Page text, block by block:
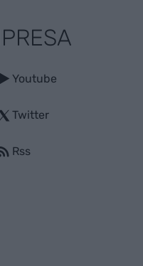
Youtube
Twitter
Rss